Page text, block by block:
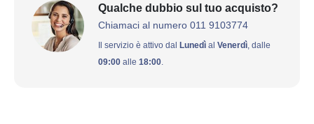
Qualche dubbio sul tuo acquisto?
Chiamaci al numero 011 9103774
Il servizio è attivo dal Lunedì al Venerdì , dalle
09:00 alle 18:00